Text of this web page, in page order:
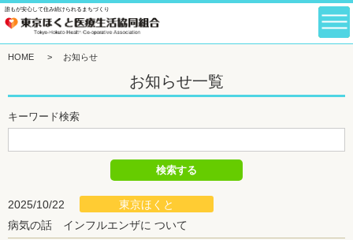
誰もが安心して住み続けられるまちづくり
HOME > お知らせ
お知らせ一覧
キーワード検索
2025/10/22
東京ほくと
病気の話 インフルエンザに ついて